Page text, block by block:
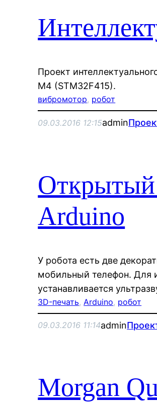
Проект
M4 (STM32F415).
вибромотор, робот
09.03.2016 12:15admin
Открытый
Arduino
У робота есть две
мобильный телефон. Для
устанавливается
3D-печать, Arduino, робот
09.03.2016 11:14admin
Morgan